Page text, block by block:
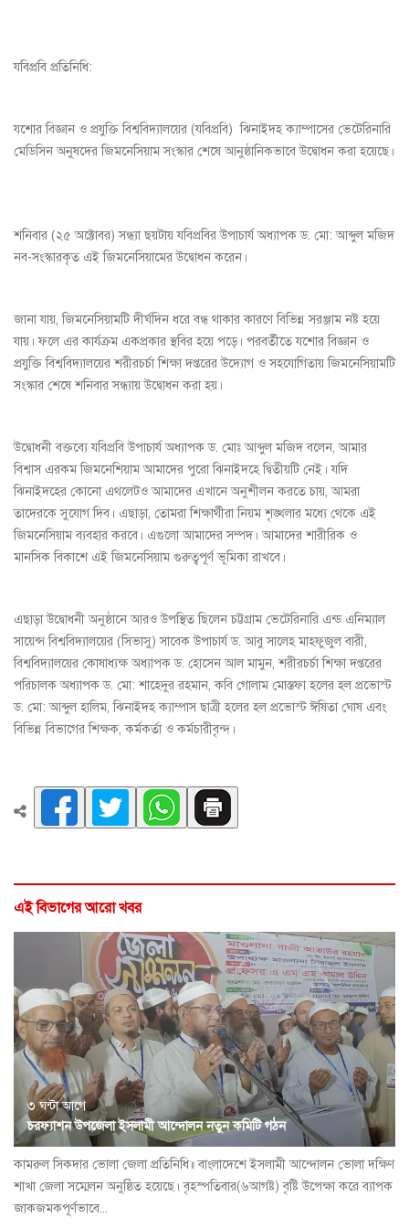
যবিপ্রবি প্রতিনিধি:
যশোর বিজ্ঞান ও প্রযুক্তি বিশ্ববিদ্যালয়ের (যবিপ্রবি) ঝিনাইদহ ক্যাম্পাসের ভেটেরিনারি
মেডিসিন অনুষদের জিমনেসিয়াম সংস্কার শেষে আনুষ্ঠানিকভাবে উদ্বোধন করা হয়েছে।
শনিবার (২৫ অক্টোবর) সন্ধ্যা ছয়টায় যবিপ্রবির উপাচার্য অধ্যাপক ড. মো: আব্দুল মজিদ
নব-সংস্কারকৃত এই জিমনেসিয়ামের উদ্বোধন করেন।
জানা যায়, জিমনেসিয়ামটি দীর্ঘদিন ধরে বন্ধ থাকার কারণে বিভিন্ন সরঞ্জাম নষ্ট হয়ে
যায়। ফলে এর কার্যক্রম একপ্রকার স্থবির হয়ে পড়ে। পরবর্তীতে যশোর বিজ্ঞান ও
প্রযুক্তি বিশ্ববিদ্যালয়ের শরীরচর্চা শিক্ষা দপ্তরের উদ্যোগ ও সহযোগিতায় জিমনেসিয়ামটি
সংস্কার শেষে শনিবার সন্ধ্যায় উদ্বোধন করা হয়।
উদ্বোধনী বক্তব্যে যবিপ্রবি উপাচার্য অধ্যাপক ড. মোঃ আব্দুল মজিদ বলেন, আমার
বিশ্বাস এরকম জিমনেশিয়াম আমাদের পুরো ঝিনাইদহে দ্বিতীয়টি নেই। যদি
ঝিনাইদহের কোনো এথলেটও আমাদের এখানে অনুশীলন করতে চায়, আমরা
তাদেরকে সুযোগ দিব। এছাড়া, তোমরা শিক্ষার্থীরা নিয়ম শৃঙ্খলার মধ্যে থেকে এই
জিমনেসিয়াম ব্যবহার করবে। এগুলো আমাদের সম্পদ। আমাদের শারীরিক ও
মানসিক বিকাশে এই জিমনেসিয়াম গুরুত্বপূর্ণ ভূমিকা রাখবে।
এছাড়া উদ্বোধনী অনুষ্ঠানে আরও উপস্থিত ছিলেন চট্টগ্রাম ভেটেরিনারি এন্ড এনিম্যাল
সায়েন্স বিশ্ববিদ্যালয়ের (সিভাসু) সাবেক উপাচার্য ড. আবু সালেহ মাহফুজুল বারী,
বিশ্ববিদ্যালয়ের কোষাধ্যক্ষ অধ্যাপক ড. হোসেন আল মামুন, শরীরচর্চা শিক্ষা দপ্তরের
পরিচালক অধ্যাপক ড. মো: শাহেদুর রহমান, কবি গোলাম মোস্তফা হলের হল প্রভোস্ট
ড. মো: আব্দুল হালিম, ঝিনাইদহ ক্যাম্পাস ছাত্রী হলের হল প্রভোস্ট ঈষিতা ঘোষ এবং
বিভিন্ন বিভাগের শিক্ষক, কর্মকর্তা ও কর্মচারীবৃন্দ।
এই বিভাগের আরো খবর
৩ ঘন্টা আগে
চরফ্যাশন উপজেলা ইসলামী আন্দোলন নতুন কমিটি গঠন
কামরুল সিকদার ভোলা জেলা প্রতিনিধি॥ বাংলাদেশে ইসলামী আন্দোলন ভোলা দক্ষিণ
শাখা জেলা সম্মেলন অনুষ্ঠিত হয়েছে। বৃহস্পতিবার(৬আগষ্ট) বৃষ্টি উপেক্ষা করে ব্যাপক
জাকজমকপূর্ণভাবে...